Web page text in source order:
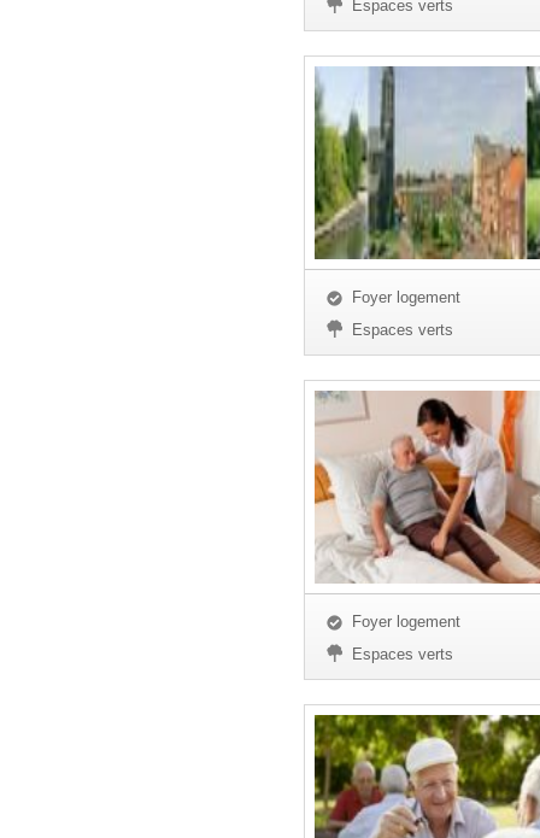
Espaces verts
Foyer logement
Espaces verts
Foyer logement
Espaces verts